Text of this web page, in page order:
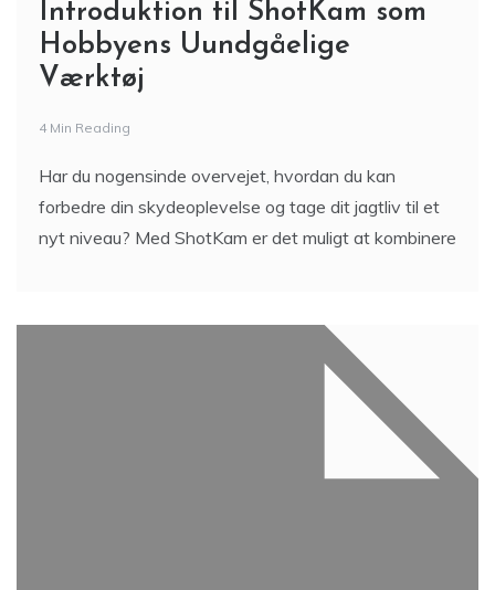
Introduktion til ShotKam som
Hobbyens Uundgåelige
Værktøj
4 Min Reading
Har du nogensinde overvejet, hvordan du kan
forbedre din skydeoplevelse og tage dit jagtliv til et
nyt niveau? Med ShotKam er det muligt at kombinere